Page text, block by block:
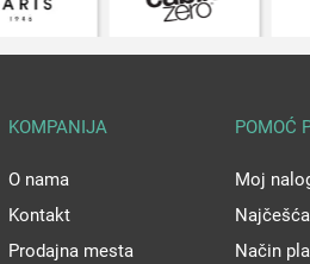
KOMPANIJA
O nama
Kontakt
Prodajna mesta
POMOĆ
Moj
Način